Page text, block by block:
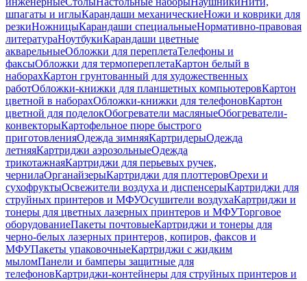
шпагаты и иглыКарандаши механическиеНожи и коврики для
резкиНожницыКарандаши специальныеНормативно-правовая
литератураНоутбукиКарандаши цветные
акварельныеОбложки для переплетаТелефоны и
факсыОбложки для термопереплетаКартон белый в
наборахКартон грунтованный для художественных
работОбложки-книжки для планшетных компьютеровКартон
цветной в наборахОбложки-книжки для телефоновКартон
цветной для поделокОбогреватели масляныеОбогреватели-
конвекторыКартофельное пюре быстрого
приготовленияОдежда зимняяКартридерыОдежда
летняяКартриджи аэрозольныеОдежда
трикотажнаяКартриджи для перьевых ручек,
чернилаОрганайзерыКартриджи для плоттеровОрехи и
сухофруктыОсвежители воздуха и диспенсерыКартриджи для
струйных принтеров и МФУОсушители воздухаКартриджи и
тонеры для цветных лазерных принтеров и МФУТорговое
оборудованиеПакеты почтовыеКартриджи и тонеры для
черно-белых лазерных принтеров, копиров, факсов и
МФУПакеты упаковочныеКартриджи с жидким
мыломПанели и бамперы защитные для
телефоновКартриджи-контейнеры для струйных принтеров и